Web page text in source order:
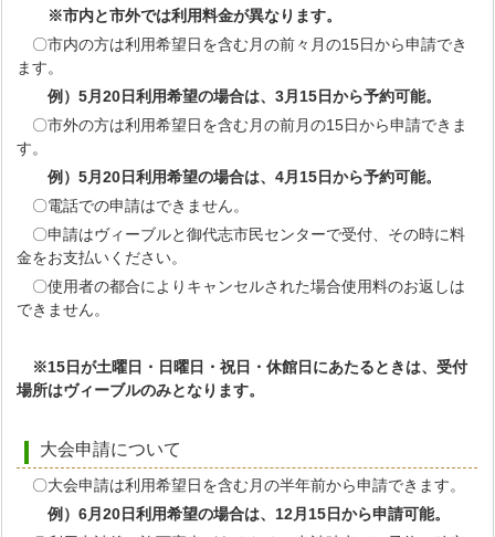
※市内と市外では利用料金が異なります。
〇市内の方は利用希望日を含む月の前々月の15日から申請でき
ます。
例）5月20日利用希望の場合は、3月15日から予約可能。
〇市外の方は利用希望日を含む月の前月の15日から申請できま
す。
例）5月20日利用希望の場合は、4月15日から予約可能。
〇電話での申請はできません。
〇申請はヴィーブルと御代志市民センターで受付、その時に料
金をお支払いください。
〇使用者の都合によりキャンセルされた場合使用料のお返しは
できません。
※15日が土曜日・日曜日・祝日・休館日にあたるときは、受付
場所はヴィーブルのみとなります。
大会申請について
〇大会申請は利用希望日を含む月の半年前から申請できます。
例）6月20日利用希望の場合は、12月15日から申請可能。